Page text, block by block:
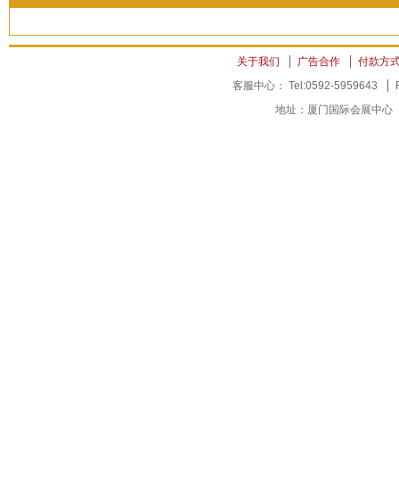
关于我们 广告合作
付款方
客服中心： Tel:0592-5959643
地址：厦门国际会展中心